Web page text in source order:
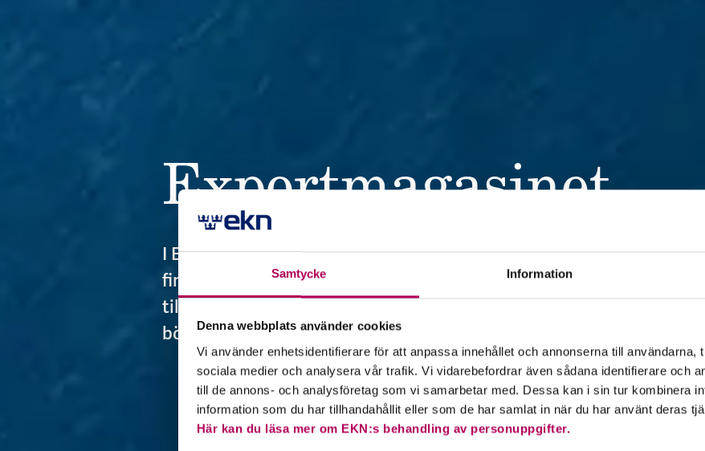
Samtycke Information
Denna webbplats använder cookies
Vi använder enhetsidentifierare för att anpassa innehållet och annonserna till användarna,
sociala medier och analysera vår trafik. Vi vidarebefordrar även sådana identifierare och
till de annons- och analysföretag som vi samarbetar med. Dessa kan i sin tur kombinera
information som du har tillhandahållit eller som de har samlat in när du har använt deras
Här kan du läsa mer om EKN:s behandling av personuppgifter.
Export­magasinet
I Exportmagasinet publicerar EKN artiklar om export,
finansiering och företagande. Vi vill inspirera och ge tips
till företag och banker som har exportaffärer eller just
börjat sin resa ut i världen.